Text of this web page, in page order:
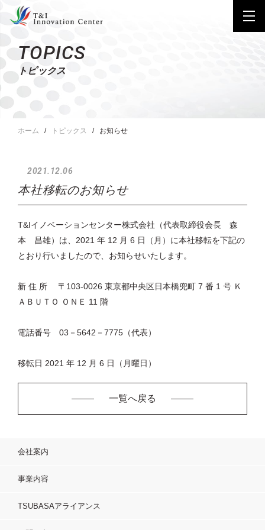
TOPICS
トピックス
ホーム トピックス お知らせ
2021.12.06
本社移転のお知らせ
T&Iイノベーションセンター株式会社（代表取締役会長 森
本 昌雄）は、2021 年 12 月 6 日（月）に本社移転を下記の
とおり行いましたので、お知らせいたします。
新 住 所 〒103-0026 東京都中央区日本橋兜町 7 番 1 号 Ｋ
ＡＢＵＴＯ ＯＮＥ 11 階
電話番号 03－5642－7775（代表）
移転日 2021 年 12 月 6 日（月曜日）
一覧へ戻る
会社案内
事業内容
TSUBASAアライアンス